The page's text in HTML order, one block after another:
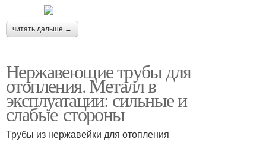
читать дальше →
Нержавеющие трубы для
отопления. Металл в
эксплуатации: сильные и
слабые стороны
Трубы из нержавейки для отопления